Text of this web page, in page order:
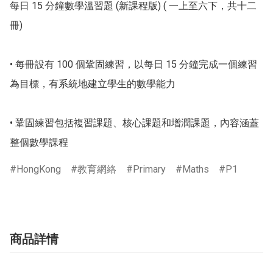
每日 15 分鐘數學溫習題 (新課程版) ( 一上至六下，共十二
冊)
• 每冊設有 100 個鞏固練習，以每日 15 分鐘完成一個練習
為目標，有系統地建立學生的數學能力
• 鞏固練習包括複習課題、核心課題和增潤課題，內容涵蓋
整個數學課程
HongKong 教育網絡 Primary Maths P1
商品詳情